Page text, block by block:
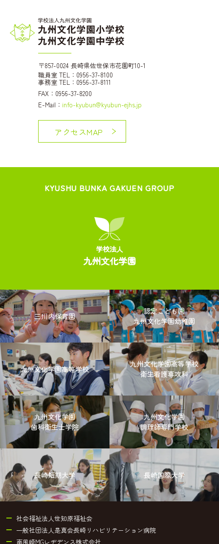
〒857-0024 長崎県佐世保市花園町10-1
職員室 TEL：0956-37-8100
事務室 TEL：0956-37-8111
FAX：0956-37-8200
E-Mail： info-kyubun@kyubun-ejhs.jp
アクセスMAP
KYUSHU BUNKA GAKUEN GROUP
学校法人
九州文化学園
三川内保育園
認定こども園
九州文化学園幼稚園
九州文化学園高等学校
九州文化学園高等学校
衛生看護専攻科
九州文化学園
歯科衛生士学院
九州文化学園
調理師専門学校
長崎短期大学 長崎国際大学
社会福祉法人世知原福祉会
一般社団法人是真会長崎リハビリテーション病院
南風崎MGレヂデンス株式会社